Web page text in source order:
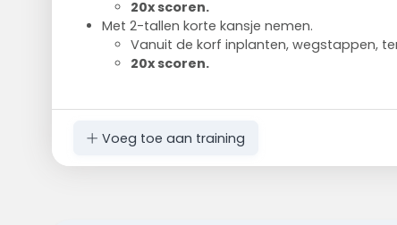
20x scoren.
Met 2-tallen korte kansje nemen.
Vanuit de korf inplanten, wegstappen,
20x scoren.
Voeg toe aan training